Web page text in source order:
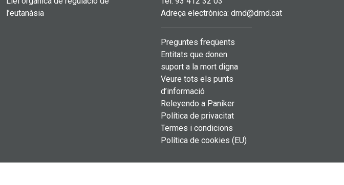
l’eutanàsia
Adreça electrònica:dmd@dmd.cat
Preguntes freqüents
Entitats que donen
suport a la mort digna
Veure tots els punts
d’informació
Releyendo a Paniker
Política de privacitat
Termes i condicions
Política de cookies (EU)